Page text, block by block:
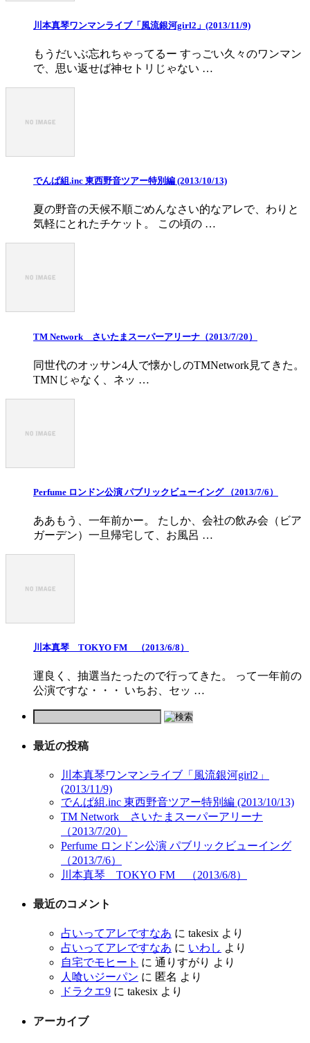
川本真琴ワンマンライブ「風流銀河girl2」(2013/11/9)
もうだいぶ忘れちゃってるー すっごい久々のワンマン
で、思い返せば神セトリじゃない …
でんぱ組.inc 東西野音ツアー特別編 (2013/10/13)
夏の野音の天候不順ごめんなさい的なアレで、わりと
気軽にとれたチケット。 この頃の …
TM Network さいたまスーパーアリーナ（2013/7/20）
同世代のオッサン4人で懐かしのTMNetwork見てきた。
TMNじゃなく、ネッ …
Perfume ロンドン公演 パブリックビューイング （2013/7/6）
ああもう、一年前かー。 たしか、会社の飲み会（ビア
ガーデン）一旦帰宅して、お風呂 …
川本真琴 TOKYO FM （2013/6/8）
運良く、抽選当たったので行ってきた。 って一年前の
公演ですな・・・ いちお、セッ …
最近の投稿
川本真琴ワンマンライブ「風流銀河girl2」
(2013/11/9)
でんぱ組.inc 東西野音ツアー特別編 (2013/10/13)
TM Network さいたまスーパーアリーナ
（2013/7/20）
Perfume ロンドン公演 パブリックビューイング
（2013/7/6）
川本真琴 TOKYO FM （2013/6/8）
最近のコメント
占いってアレですなあ に takesix より
占いってアレですなあ に いわし より
自宅でモヒート に 通りすがり より
人喰いジーパン に 匿名 より
ドラクエ9 に takesix より
アーカイブ